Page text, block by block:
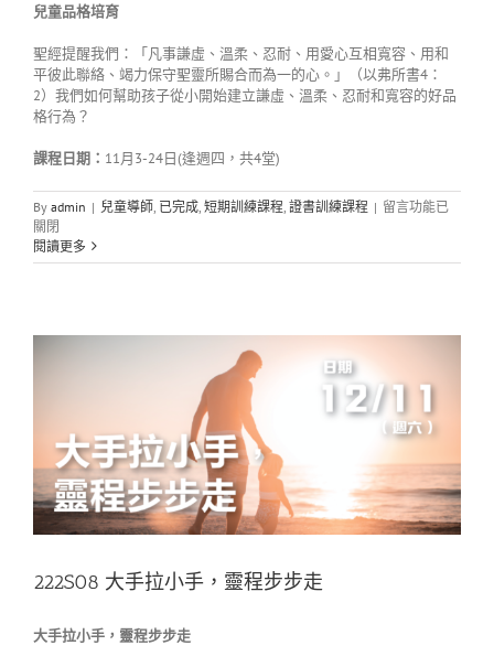
兒童品格培育
聖經提醒我們：「凡事謙虛、溫柔、忍耐、用愛心互相寬容、用和
平彼此聯絡、竭力保守聖靈所賜合而為一的心。」（以弗所書4：
2）我們如何幫助孩子從小開始建立謙虛、溫柔、忍耐和寬容的好品
格行為？
課程日期： 11月3-24日(逢週四，共4堂)
By admin | 兒童導師 已完成 短期訓練課程 證書訓練課程 | 在
童
留言功能已
關閉
閱讀更多
222S08 大手拉小手，靈程步步走
大手拉小手，靈程步步走